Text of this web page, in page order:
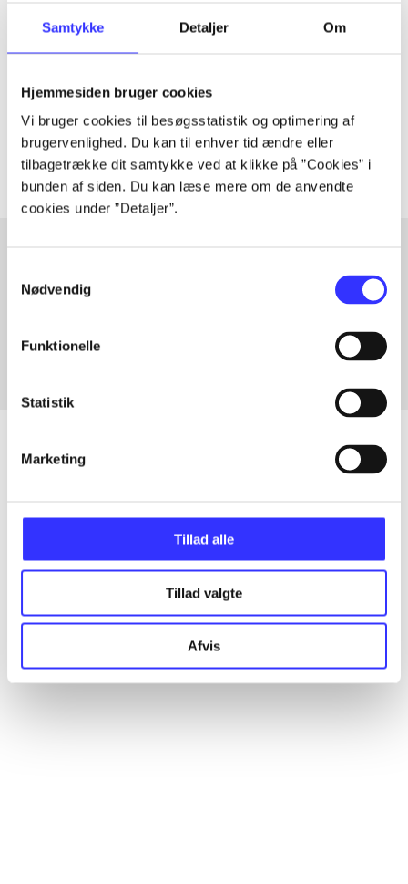
Samtykke Detaljer Om
Hjemmesiden bruger cookies
Vi bruger cookies til besøgsstatistik og optimering af
brugervenlighed. Du kan til enhver tid ændre eller
tilbagetrække dit samtykke ved at klikke på ”Cookies” i
bunden af siden. Du kan læse mere om de anvendte
cookies under ”Detaljer”.
Nødvendig
Funktionelle
Statistik
Marketing
Tillad alle
Tillad valgte
Afvis
Artiklen er en del af
Tidsskrift
Artiklerne i handler ofte om
Artikler med samme emner
Alle registrerede artikler fordelt på udgivelser
...